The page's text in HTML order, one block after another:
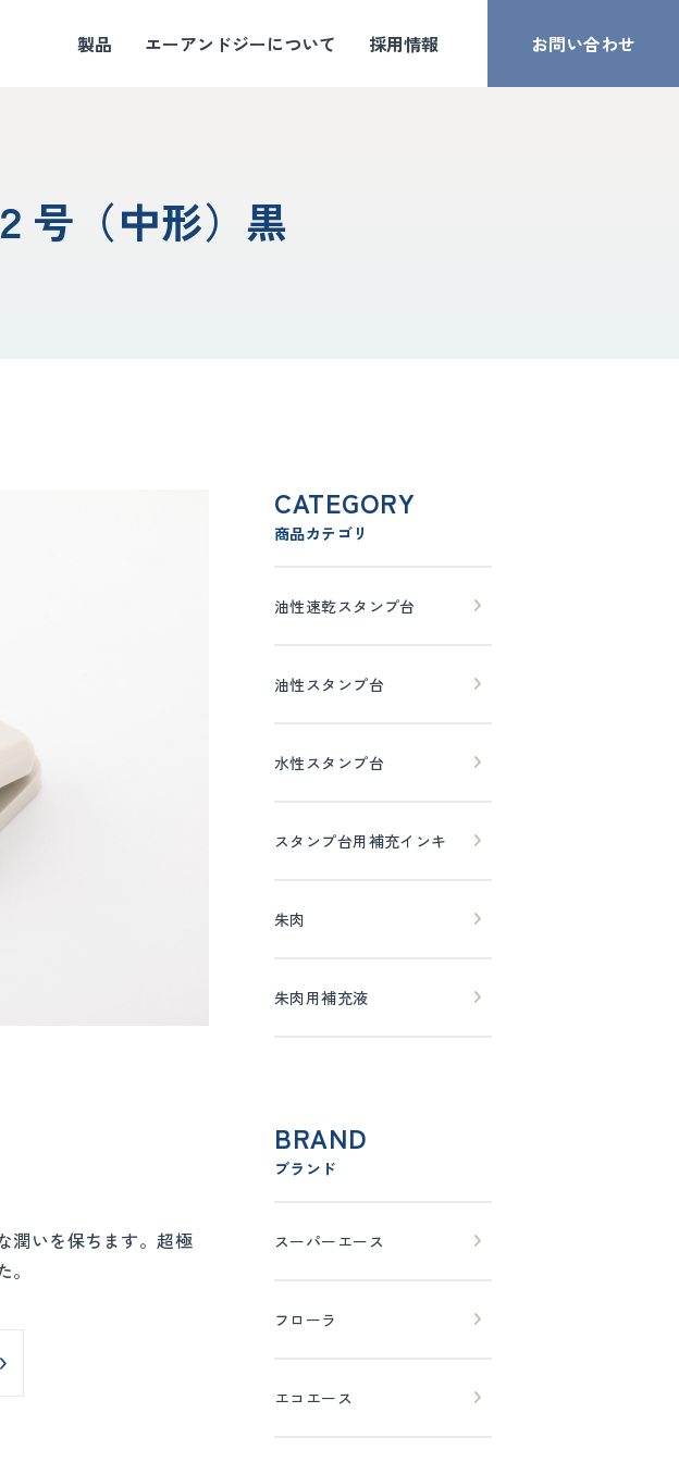
製品 エーアンドジーについて 採用情報 お問い合わせ
号（中形）黒
潤いを保ちます。超極
CATEGORY
商品カテゴリ
油性速乾スタンプ台
油性スタンプ台
水性スタンプ台
スタンプ台用補充インキ
朱肉
朱肉用補充液
BRAND
ブランド
スーパーエース
フローラ
エコエース